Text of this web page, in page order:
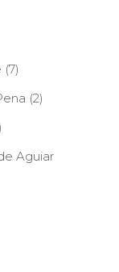
(7)
(2)
Aguiar